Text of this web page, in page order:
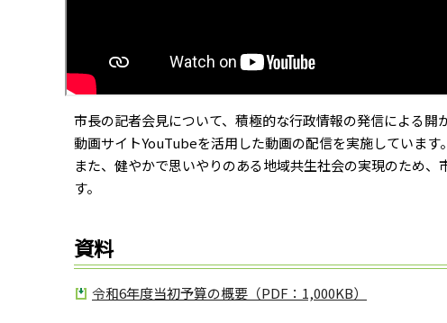
市長の記者会見について、積極的な行政情報の発信による
動画サイトYouTubeを活用した動画の配信を実施しています。
また、健やかで思いやりのある地域共生社会の実現のため
す。
資料
令和6年度当初予算の概要（PDF：1,000KB）